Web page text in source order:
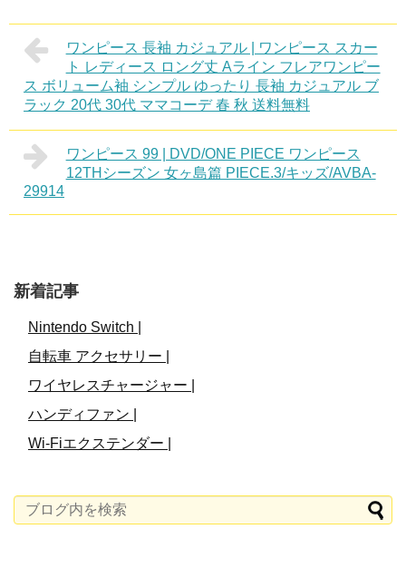
ワンピース 長袖 カジュアル | ワンピース スカー
ト レディース ロング丈 Aライン フレアワンピー
ス ボリューム袖 シンプル ゆったり 長袖 カジュアル ブ
ラック 20代 30代 ママコーデ 春 秋 送料無料
ワンピース 99 | DVD/ONE PIECE ワンピース
12THシーズン 女ヶ島篇 PIECE.3/キッズ/AVBA-
29914
新着記事
Nintendo Switch |
自転車 アクセサリー |
ワイヤレスチャージャー |
ハンディファン |
Wi-Fiエクステンダー |